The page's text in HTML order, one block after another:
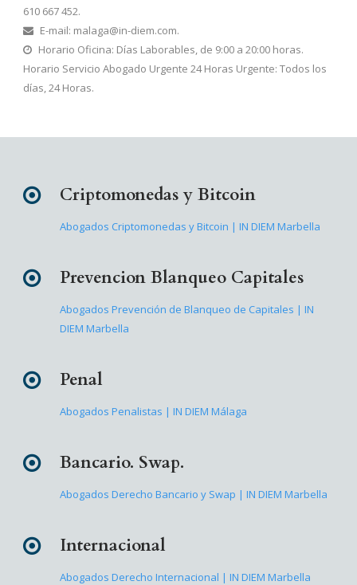
610 667 452.
E-mail: malaga@in-diem.com.
Horario Oficina: Días Laborables, de 9:00 a 20:00 horas.
Horario Servicio Abogado Urgente 24 Horas Urgente: Todos los
días, 24 Horas.
Criptomonedas y Bitcoin
Abogados Criptomonedas y Bitcoin | IN DIEM Marbella
Prevencion Blanqueo Capitales
Abogados Prevención de Blanqueo de Capitales | IN
DIEM Marbella
Penal
Abogados Penalistas | IN DIEM Málaga
Bancario. Swap.
Abogados Derecho Bancario y Swap | IN DIEM Marbella
Internacional
Abogados Derecho Internacional | IN DIEM Marbella